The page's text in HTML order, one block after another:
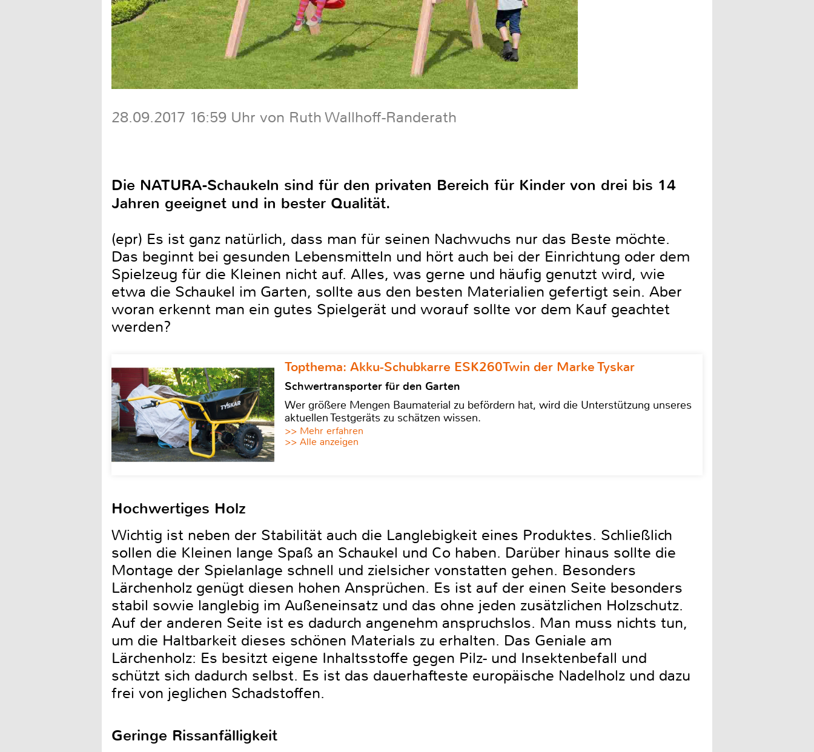
28.09.2017 16:59 Uhr von Ruth Wallhoff-Randerath
Die NATURA-Schaukeln sind für den privaten Bereich für Kinder von drei bis 14
Jahren geeignet und in bester Qualität.
(epr) Es ist ganz natürlich, dass man für seinen Nachwuchs nur das Beste möchte.
Das beginnt bei gesunden Lebensmitteln und hört auch bei der Einrichtung oder dem
Spielzeug für die Kleinen nicht auf. Alles, was gerne und häufig genutzt wird, wie
etwa die Schaukel im Garten, sollte aus den besten Materialien gefertigt sein. Aber
woran erkennt man ein gutes Spielgerät und worauf sollte vor dem Kauf geachtet
werden?
Topthema: Akku-Schubkarre ESK260Twin der Marke Tyskar
Schwertransporter für den Garten
Wer größere Mengen Baumaterial zu befördern hat, wird die Unterstützung unseres
aktuellen Testgeräts zu schätzen wissen.
>> Mehr erfahren
>> Alle anzeigen
Hochwertiges Holz
Wichtig ist neben der Stabilität auch die Langlebigkeit eines Produktes. Schließlich
sollen die Kleinen lange Spaß an Schaukel und Co haben. Darüber hinaus sollte die
Montage der Spielanlage schnell und zielsicher vonstatten gehen. Besonders
Lärchenholz genügt diesen hohen Ansprüchen. Es ist auf der einen Seite besonders
stabil sowie langlebig im Außeneinsatz und das ohne jeden zusätzlichen Holzschutz.
Auf der anderen Seite ist es dadurch angenehm anspruchslos. Man muss nichts tun,
um die Haltbarkeit dieses schönen Materials zu erhalten. Das Geniale am
Lärchenholz: Es besitzt eigene Inhaltsstoffe gegen Pilz- und Insektenbefall und
schützt sich dadurch selbst. Es ist das dauerhafteste europäische Nadelholz und dazu
frei von jeglichen Schadstoffen.
Geringe Rissanfälligkeit